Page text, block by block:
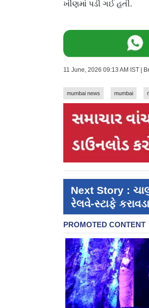
ખીણમાં પડી ગઈ હતી.
11 June, 2026 09:13 AM IST |
mumbai news mumbai
Next Story :
રેલવે-સ્ટાફે